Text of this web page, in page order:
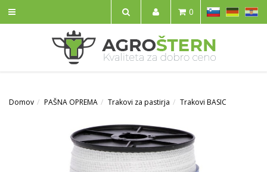
IŠČI
SL HR
0
Domov PAŠNA OPREMA Trakovi za pastirja Trakovi BASIC